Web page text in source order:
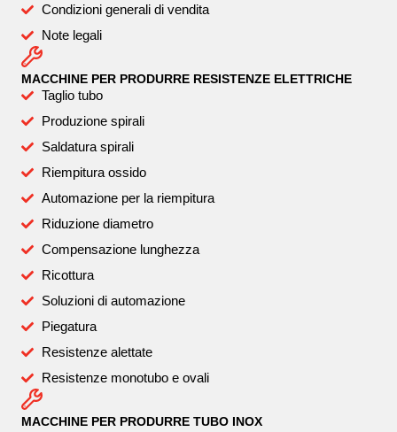
Condizioni generali di vendita
Note legali
MACCHINE PER PRODURRE RESISTENZE ELETTRICHE
Taglio tubo
Produzione spirali
Saldatura spirali
Riempitura ossido
Automazione per la riempitura
Riduzione diametro
Compensazione lunghezza
Ricottura
Soluzioni di automazione
Piegatura
Resistenze alettate
Resistenze monotubo e ovali
MACCHINE PER PRODURRE TUBO INOX